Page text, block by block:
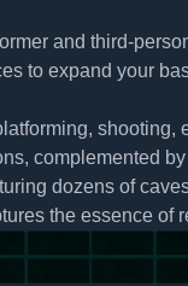
and third-
to expand your
shooting,
complemented
dozens of
the essence of